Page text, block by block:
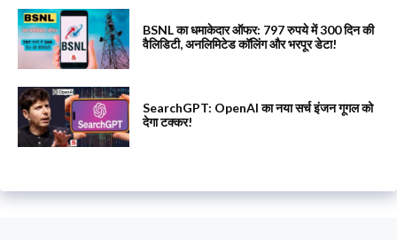
BSNL का धमाकेदार ऑफर: 797 रुपये में 300 दिन की
वैलिडिटी, अनलिमिटेड कॉलिंग और भरपूर डेटा!
SearchGPT: OpenAI का नया सर्च इंजन गूगल को
देगा टक्कर!